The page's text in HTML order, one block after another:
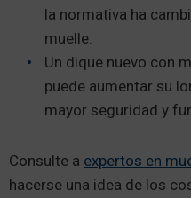
la normativa ha
muelle.
Un dique nuevo con
puede aumentar su
mayor seguridad y
Consulte a expertos en
hacerse una idea de los